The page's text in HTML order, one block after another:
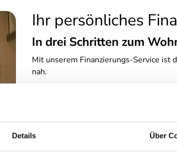
Details Über
Ihr persönliches
In drei Schritten zum
Mit unserem Finanzierungs-Service ist
nah.
Unsere Fachberater empfangen
passenden Wohnwagens. Dabei